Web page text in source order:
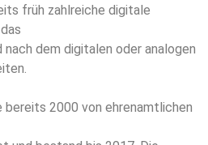
früh zahlreiche digitale
nach dem digitalen oder analogen
2000 von ehrenamtlichen